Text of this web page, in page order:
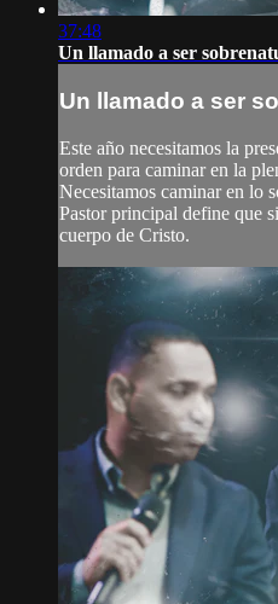
37:48
Un llamado a ser
Un llamado a ser
Este año necesitamos la
orden para caminar en la
Necesitamos caminar en lo
Pastor principal define que
cuerpo de Cristo.